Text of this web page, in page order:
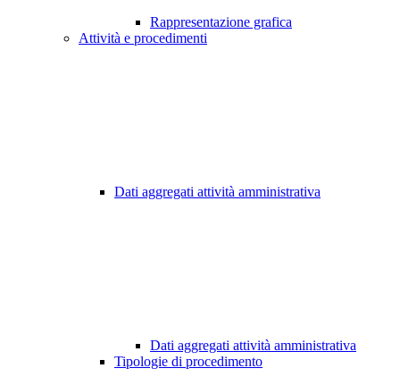
Rappresentazione grafica
Attività e procedimenti
Dati aggregati attività amministrativa
Dati aggregati attività amministrativa
Tipologie di procedimento